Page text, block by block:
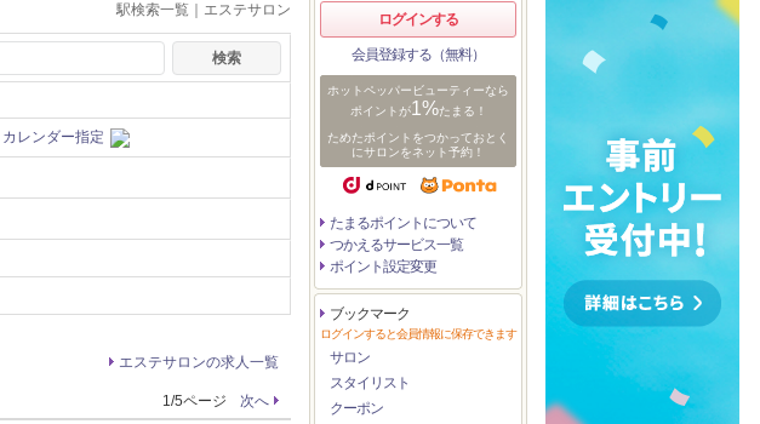
駅検索一覧｜エステサロン
カレンダー指定
エステサロンの求人一覧
1/5ページ 次へ
ログインする
会員登録する（無料）
ホットペッパービューティーなら
ポイントが1%たまる！
ためたポイントをつかっておとく
にサロンをネット予約！
たまるポイントについて
つかえるサービス一覧
ポイント設定変更
ブックマーク
ログインすると会員情報に保存できます
サロン
スタイリスト
クーポン